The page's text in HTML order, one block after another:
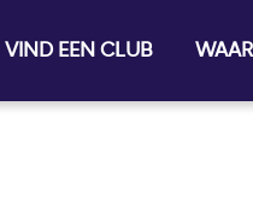
VIND EEN CLUB